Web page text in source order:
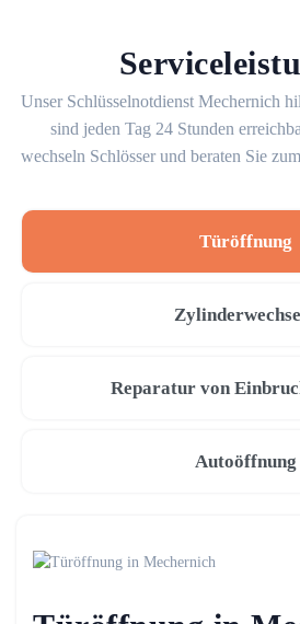
Unser Schlüsselnotdienst Mechernich
sind jeden Tag 24 Stunden
wechseln Schlösser und beraten Sie
Türöffnung
Reparatur von
Autoöffnung